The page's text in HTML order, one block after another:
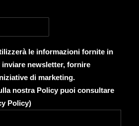
le informazioni fornite in
newsletter, fornire
di marketing.
nostra Policy puoi consultare
Policy)